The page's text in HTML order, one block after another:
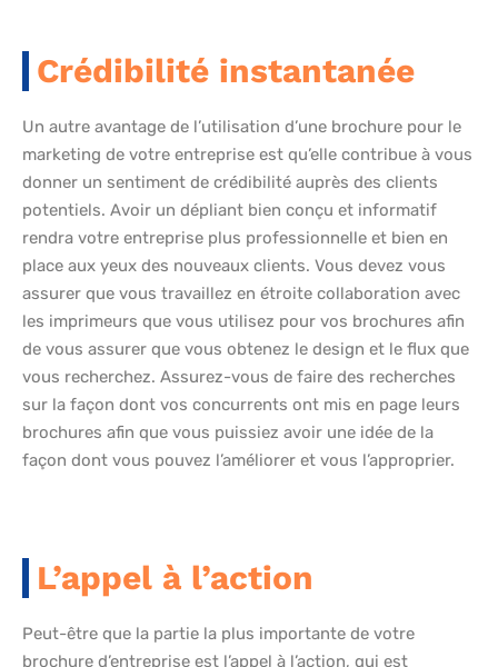
Crédibilité instantanée
Un autre avantage de l’utilisation d’une brochure pour le
marketing de votre entreprise est qu’elle contribue à vous
donner un sentiment de crédibilité auprès des clients
potentiels. Avoir un dépliant bien conçu et informatif
rendra votre entreprise plus professionnelle et bien en
place aux yeux des nouveaux clients. Vous devez vous
assurer que vous travaillez en étroite collaboration avec
les imprimeurs que vous utilisez pour vos brochures afin
de vous assurer que vous obtenez le design et le flux que
vous recherchez. Assurez-vous de faire des recherches
sur la façon dont vos concurrents ont mis en page leurs
brochures afin que vous puissiez avoir une idée de la
façon dont vous pouvez l’améliorer et vous l’approprier.
L’appel à l’action
Peut-être que la partie la plus importante de votre
brochure d’entreprise est l’appel à l’action, qui est